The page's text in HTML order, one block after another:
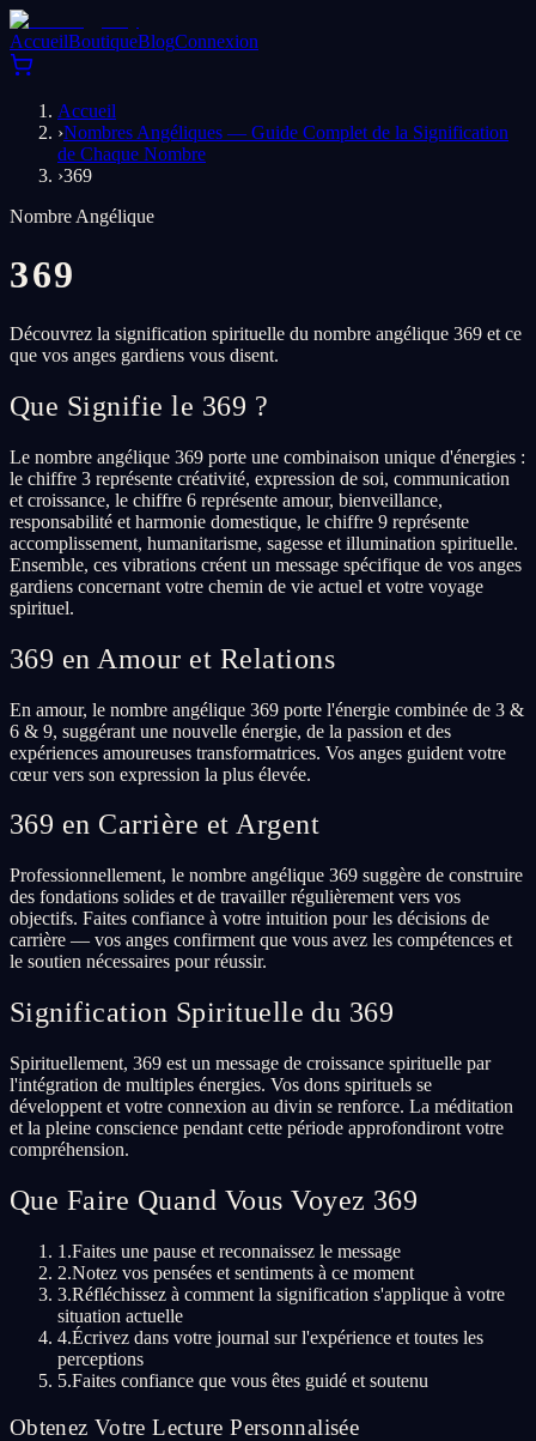
AccueilBoutiqueBlogConnexion
Accueil
›Nombres Angéliques — Guide Complet de la Signification
de Chaque Nombre
›369
Nombre Angélique
369
Découvrez la signification spirituelle du nombre angélique 369 et ce
que vos anges gardiens vous disent.
Que Signifie le 369 ?
Le nombre angélique 369 porte une combinaison unique d'énergies :
le chiffre 3 représente créativité, expression de soi, communication
et croissance, le chiffre 6 représente amour, bienveillance,
responsabilité et harmonie domestique, le chiffre 9 représente
accomplissement, humanitarisme, sagesse et illumination spirituelle.
Ensemble, ces vibrations créent un message spécifique de vos anges
gardiens concernant votre chemin de vie actuel et votre voyage
spirituel.
369 en Amour et Relations
En amour, le nombre angélique 369 porte l'énergie combinée de 3 &
6 & 9, suggérant une nouvelle énergie, de la passion et des
expériences amoureuses transformatrices. Vos anges guident votre
cœur vers son expression la plus élevée.
369 en Carrière et Argent
Professionnellement, le nombre angélique 369 suggère de construire
des fondations solides et de travailler régulièrement vers vos
objectifs. Faites confiance à votre intuition pour les décisions de
carrière — vos anges confirment que vous avez les compétences et
le soutien nécessaires pour réussir.
Signification Spirituelle du 369
Spirituellement, 369 est un message de croissance spirituelle par
l'intégration de multiples énergies. Vos dons spirituels se
développent et votre connexion au divin se renforce. La méditation
et la pleine conscience pendant cette période approfondiront votre
compréhension.
Que Faire Quand Vous Voyez 369
1.Faites une pause et reconnaissez le message
2.Notez vos pensées et sentiments à ce moment
3.Réfléchissez à comment la signification s'applique à votre
situation actuelle
4.Écrivez dans votre journal sur l'expérience et toutes les
perceptions
5.Faites confiance que vous êtes guidé et soutenu
Obtenez Votre Lecture Personnalisée